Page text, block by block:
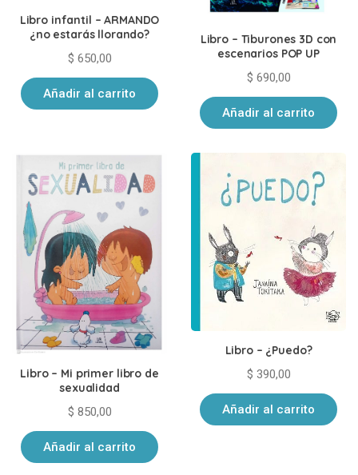
Libro infantil – ARMANDO
¿no estarás llorando?
$ 650,00
Añadir al carrito
Libro – Tiburones 3D con
escenarios POP UP
$ 690,00
Añadir al carrito
Libro – Mi primer libro de
sexualidad
$ 850,00
Añadir al carrito
Libro – ¿Puedo?
$ 390,00
Añadir al carrito